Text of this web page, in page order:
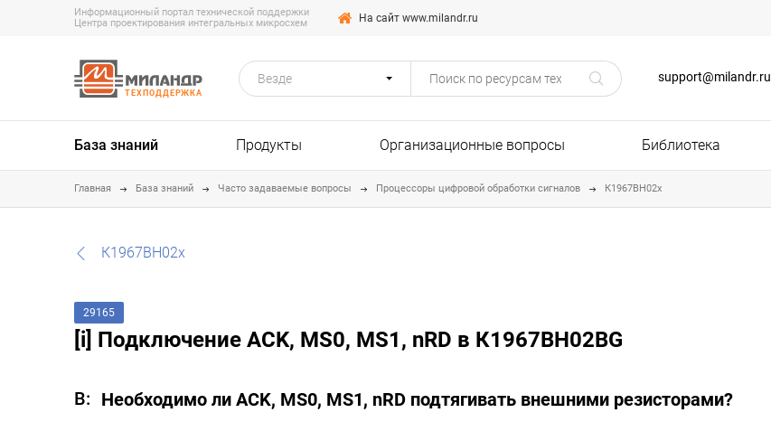
Информационный портал технической поддержки
Центра проектирования интегральных микросхем
На сайт www.milandr.ru
ТЕХПОДДЕРЖКА
Везде support@milandr.ru
База знаний Продукты Организационные вопросы Библиотека
Главная База знаний Часто задаваемые вопросы Процессоры цифровой обработки сигналов К1967ВН02х
К1967ВН02х
29165
[i] Подключение ACK, MS0, MS1, nRD в К1967ВН02BG
Необходимо ли ACK, MS0, MS1, nRD подтягивать внешними резисторами?